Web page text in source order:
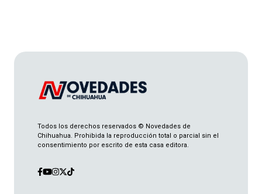
Local 2 min
"No llegamos todas": Maru por Sheinbaum
Local 2 min
Todos los derechos reservados © Novedades de
Chihuahua. Prohibida la reproducción total o parcial sin el
consentimiento por escrito de esta casa editora.